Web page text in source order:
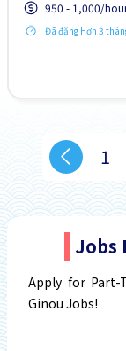
Ưu tiên có visa học
Ưu tiên nữ giới
950 - 1,000/
Đã đăng Hơn 3
1
Jobs
Apply for Part-
Ginou Jobs!